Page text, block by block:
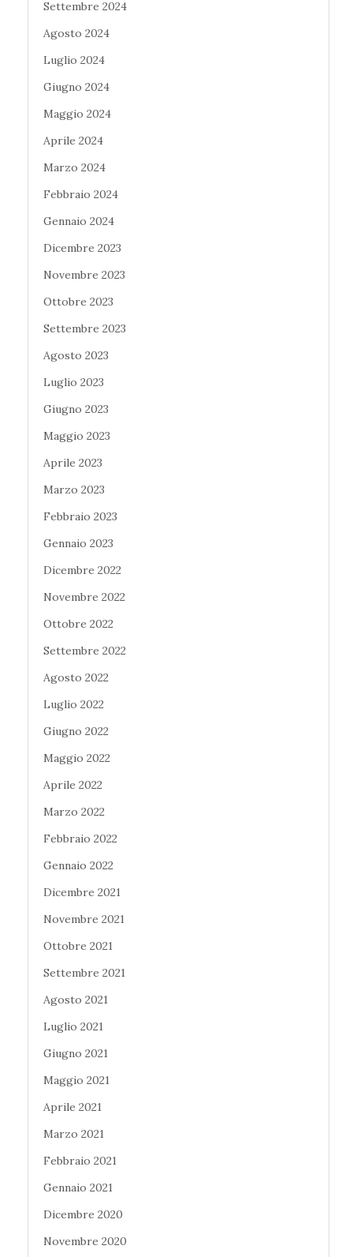
Settembre 2024
Agosto 2024
Luglio 2024
Giugno 2024
Maggio 2024
Aprile 2024
Marzo 2024
Febbraio 2024
Gennaio 2024
Dicembre 2023
Novembre 2023
Ottobre 2023
Settembre 2023
Agosto 2023
Luglio 2023
Giugno 2023
Maggio 2023
Aprile 2023
Marzo 2023
Febbraio 2023
Gennaio 2023
Dicembre 2022
Novembre 2022
Ottobre 2022
Settembre 2022
Agosto 2022
Luglio 2022
Giugno 2022
Maggio 2022
Aprile 2022
Marzo 2022
Febbraio 2022
Gennaio 2022
Dicembre 2021
Novembre 2021
Ottobre 2021
Settembre 2021
Agosto 2021
Luglio 2021
Giugno 2021
Maggio 2021
Aprile 2021
Marzo 2021
Febbraio 2021
Gennaio 2021
Dicembre 2020
Novembre 2020